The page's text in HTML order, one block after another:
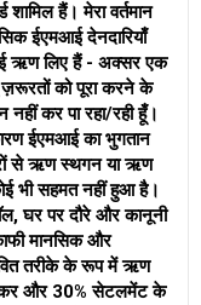
पर बातचीत नहीं की जा
को चालू रखें।
जाना चाहिए।
करें।
हैं। मेरा वर्तमान
ईएमआई देनदारियाँ
ऋण लिए हैं - अक्सर एक
को पूरा करने के
कर पा रहा/रही हूँ।
ईएमआई का भुगतान
से ऋण स्थगन या ऋण
भी सहमत नहीं हुआ है।
घर पर दौरे और कानूनी
मानसिक और
तरीके के रूप में ऋण
लेकर और 30% सेटलमेंट के